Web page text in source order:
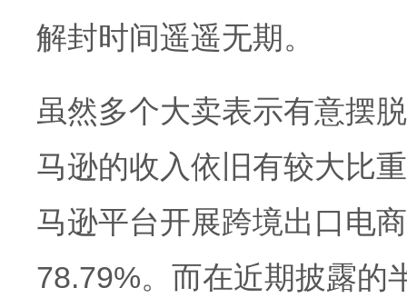
解封时间遥遥无期。
虽然多个大卖表示有意摆
马逊的收入依旧有较大比
马逊平台开展跨境出口电
78.79%。而在近期披露的